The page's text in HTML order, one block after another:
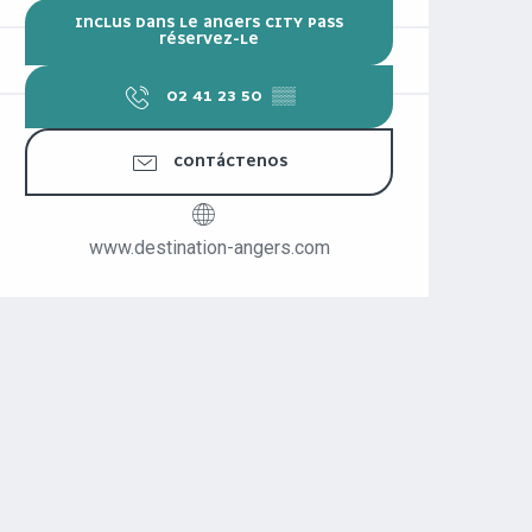
INCLUS DANS LE ANGERS CITY PASS
RÉSERVEZ-LE
02 41 23 50 ▒▒
CONTÁCTENOS
www.destination-angers.com